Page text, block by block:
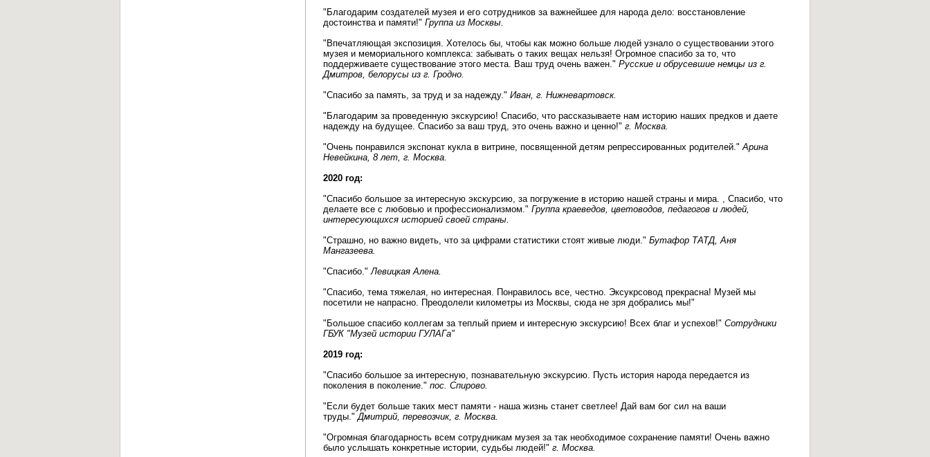
"Благодарим создателей музея и его сотрудников за важнейшее для народа дело: восстановление
достоинства и памяти!" Группа из Москвы.
"Впечатляющая экспозиция. Хотелось бы, чтобы как можно больше людей узнало о существовании этого
музея и мемориального комплекса: забывать о таких вещах нельзя! Огромное спасибо за то, что
поддерживаете существование этого места. Ваш труд очень важен." Русские и обрусевшие немцы из г.
Дмитров, белорусы из г. Гродно.
"Спасибо за память, за труд и за надежду." Иван, г. Нижневартовск.
"Благодарим за проведенную экскурсию! Спасибо, что рассказываете нам историю наших предков и даете
надежду на будущее. Спасибо за ваш труд, это очень важно и ценно!" г. Москва.
"Очень понравился экспонат кукла в витрине, посвященной детям репрессированных родителей."Арина
Невейкина, 8 лет, г. Москва.
2020 год:
"Спасибо большое за интересную экскурсию, за погружение в историю нашей страны и мира. , Спасибо, что
делаете все с любовью и профессионализмом." Группа краеведов, цветоводов, педагогов и людей,
интересующихся историей своей страны.
"Страшно, но важно видеть, что за цифрами статистики стоят живые люди." Бутафор ТАТД, Аня
Мангазеева.
"Спасибо."Левицкая Алена.
"Спасибо, тема тяжелая, но интересная. Понравилось все, честно. Эксукрсовод прекрасна! Музей мы
посетили не напрасно. Преодолели километры из Москвы, сюда не зря добрались мы!"
"Большое спасибо коллегам за теплый прием и интересную экскурсию! Всех благ и успехов!" Сотрудники
ГБУК "Музей истории ГУЛАГа"
2019 год:
"Спасибо большое за интересную, познавательную экскурсию. Пусть история народа передается из
поколения в поколение." пос. Спирово.
"Если будет больше таких мест памяти - наша жизнь станет светлее! Дай вам бог сил на ваши
труды."Дмитрий, перевозчик, г. Москва.
"Огромная благодарность всем сотрудникам музея за так необходимое сохранение памяти! Очень важно
было услышать конкретные истории, судьбы людей!" г. Москва.